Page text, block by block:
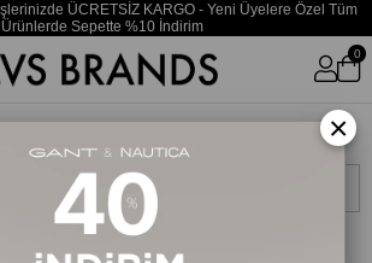
ÜCRETSİZ KARGO - Yeni Üyelere Özel Tüm
Ürünlerde Sepette %10 İndirim
0
×